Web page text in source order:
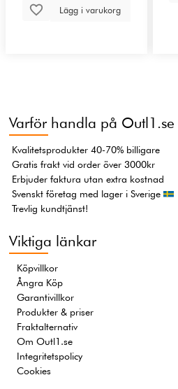
Lägg i varukorg
Varför handla på Outl1.se
Kvalitetsprodukter 40-70% billigare
Gratis frakt vid order över 3000kr
Erbjuder faktura utan extra kostnad
Svenskt företag med lager i Sverige
Trevlig kundtjänst!
Viktiga länkar
Köpvillkor
Ångra Köp
Garantivillkor
Produkter & priser
Fraktalternativ
Om Outl1.se
Integritetspolicy
Cookies